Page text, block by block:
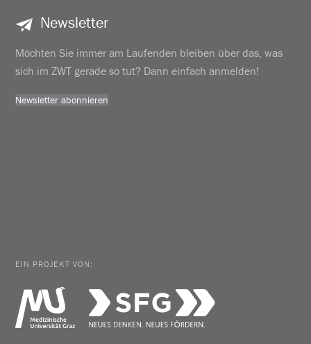
Newsletter
Möchten Sie immer am Laufenden bleiben über das, was
sich im ZWT gerade so tut? Dann einfach anmelden!
Newsletter abonnieren
EIN PROJEKT VON: